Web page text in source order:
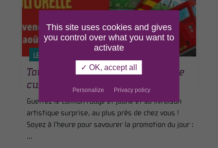
LE 07 AOÛT 2026
Tournée d’alimentation générale
culturelle
Guettez le camion rouge et jaune et sa livraison
artistique surprise, au plus près de chez vous !
Soyez à l'heure pour savourer la promotion du jour :
...
This site uses cookies and gives
you control over what you want to
activate
✓ OK, accept all
Personalize Privacy policy